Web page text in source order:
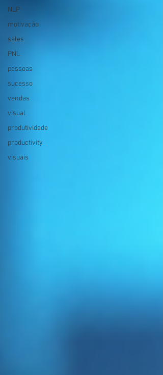
NLP
motivação
sales
PNL
pessoas
sucesso
vendas
visual
produtividade
productivity
visuais